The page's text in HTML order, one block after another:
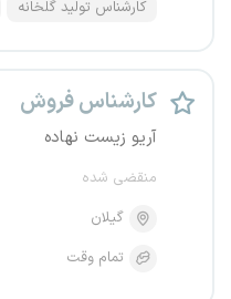
کارشناس تولید گلخانه
کارشناس فروش
آریو زیست نهاده
منقضی شده
گیلان
تمام وقت